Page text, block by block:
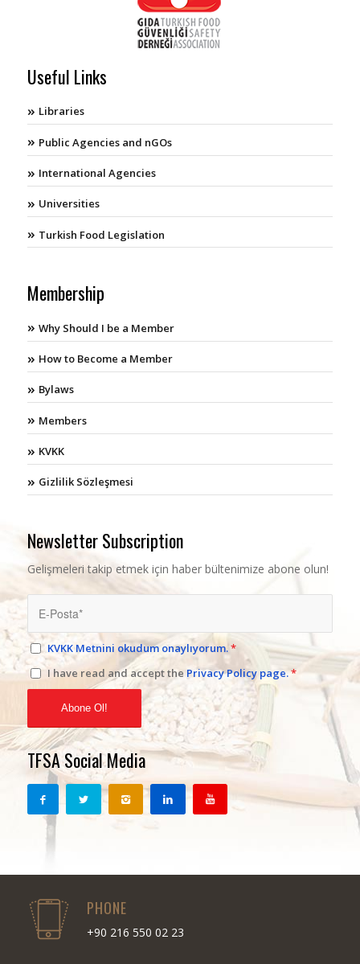
Useful Links
Libraries
Public Agencies and nGOs
International Agencies
Universities
Turkish Food Legislation
Membership
Why Should I be a Member
How to Become a Member
Bylaws
Members
KVKK
Gizlilik Sözleşmesi
Newsletter Subscription
Gelişmeleri takip etmek için haber bültenimize abone olun!
KVKK Metnini okudum onaylıyorum.*
I have read and accept the Privacy Policy page.*
TFSA Social Media
PHONE
+90 216 550 02 23